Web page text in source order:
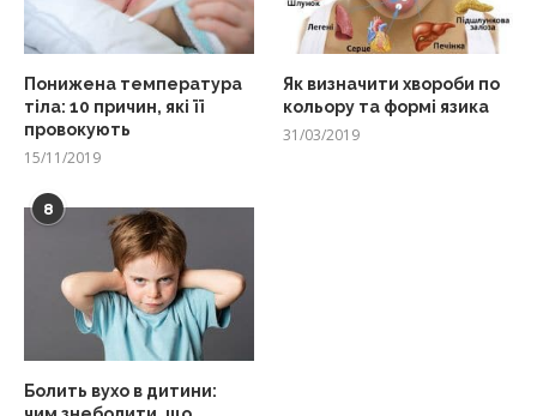
Понижена температура
тіла: 10 причин, які її
провокують
15/11/2019
Як визначити хвороби по
кольору та формі язика
31/03/2019
8
Болить вухо в дитини: